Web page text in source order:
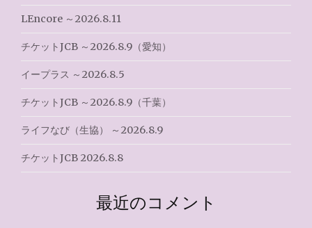
LEncore ～2026.8.11
チケットJCB ～2026.8.9（愛知）
イープラス ～2026.8.5
チケットJCB ～2026.8.9（千葉）
ライフなび（生協） ～2026.8.9
チケットJCB 2026.8.8
最近のコメント